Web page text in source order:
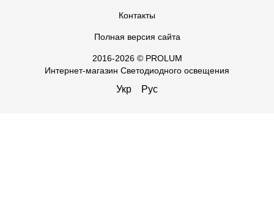
Контакты
Полная версия сайта
2016-2026 © PROLUM
Интернет-магазин Светодиодного освещения
Укр Рус